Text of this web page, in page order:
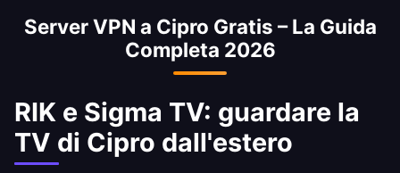
Server VPN a Cipro Gratis – La Guida
Completa 2026
RIK e Sigma TV: guardare la
TV di Cipro dall'estero